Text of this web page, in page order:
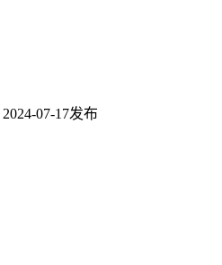
2024-07-17发布